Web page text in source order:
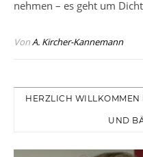
nehmen – es geht um
VonA. Kircher-Kannemann
HERZLICH WILLKOMMEN
UND